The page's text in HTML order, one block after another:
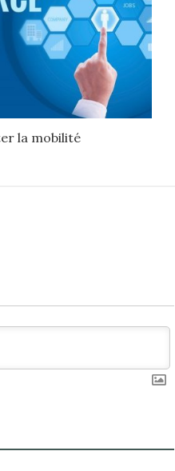
la mobilité